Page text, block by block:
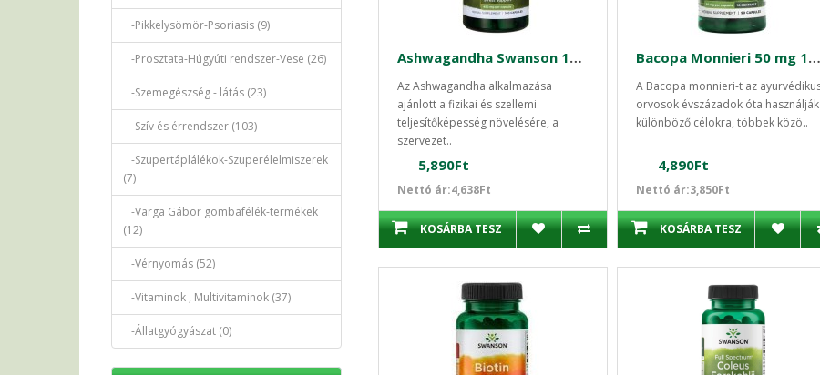
-Pikkelysömör-Psoriasis (9)
-Prosztata-Húgyúti rendszer-Vese (26)
-Szemegészség - látás (23)
-Szív és érrendszer (103)
-Szupertáplálékok-Szuperélelmiszerek
(7)
-Varga Gábor gombafélék-termékek
(12)
-Vérnyomás (52)
-Vitaminok , Multivitaminok (37)
-Állatgyógyászat (0)
Ashwagandha Swanson 100db kapszula
Az Ashwagandha alkalmazása
ajánlott a fizikai és szellemi
teljesítőképesség növelésére, a
szervezet..
5,890Ft
Nettó ár:4,638Ft
KOSÁRBA TESZ
Bacopa Monnieri 50 mg 10:1 kivonat 90db kapszula SWANSON
A Bacopa monnieri-t az
orvosok évszázadok óta használják
különböző célokra, többek közö..
4,890Ft
Nettó ár:3,850Ft
KOSÁRBA TESZ